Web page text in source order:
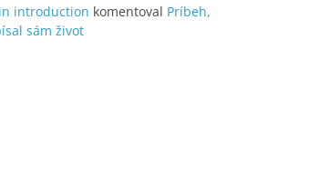
introduction komentoval Príbeh,
sám život